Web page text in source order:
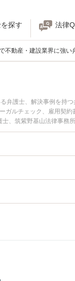
探す 法律
不動産・建設業界に強い
護士、解決事例を持つ
ルチェック、雇用契
、筑紫野基山法律事務
ぐに弁護士に相談し
相談予約したい』など